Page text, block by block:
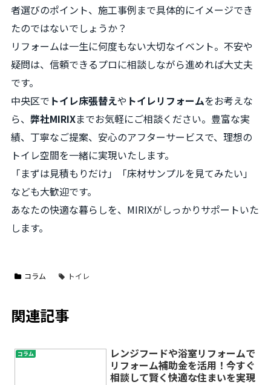
者選びのポイント、施工事例まで具体的にイメージでき
たのではないでしょうか？
リフォームは一生に何度もない大切なイベント。不安や
疑問は、信頼できるプロに相談しながら進めれば大丈夫
です。
中央区で トイレ床張替えや トイレリフォームをお考えな
ら、 弊社MIRIXまでお気軽にご相談ください。豊富な実
績、丁寧なご提案、安心のアフターサービスで、理想の
トイレ空間を一緒に実現いたします。
「まずは見積もりだけ」「床材サンプルを見てみたい」
なども大歓迎です。
あなたの快適な暮らしを、MIRIXがしっかりサポートいた
します。
コラム トイレ
関連記事
コラム
レンジフードや浴室リフォームで
リフォーム補助金を活用！今すぐ
相談して賢く快適な住まいを実現